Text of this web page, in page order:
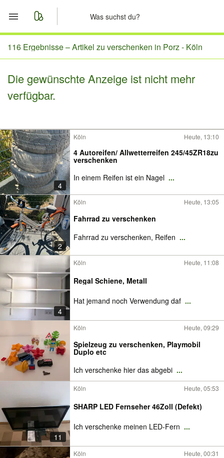
Start
Nachrichten
116 Ergebnisse –Artikel zu verschenken in Porz - Köln
Die gewünschte Anzeige ist nicht mehr
verfügbar.
4
Köln Heute, 13:10
4 Autoreifen/ Allwetterreifen 245/45ZR18zu
verschenken
In einem Reifen ist ein Nagel ...
2
Köln Heute, 13:05
Fahrrad zu verschenken
Fahrrad zu verschenken, Reifen ...
4
Köln Heute, 11:08
Regal Schiene, Metall
Hat jemand noch Verwendung daf ...
Köln Heute, 09:29
Spielzeug zu verschenken, Playmobil
Duplo etc
Ich verschenke hier das abgebi ...
11
Köln Heute, 05:53
SHARP LED Fernseher 46Zoll (Defekt)
Ich verschenke meinen LED-Fern ...
Köln Heute, 00:31